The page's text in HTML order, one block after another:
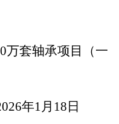
万套轴承项目（一
26年1月 18 日